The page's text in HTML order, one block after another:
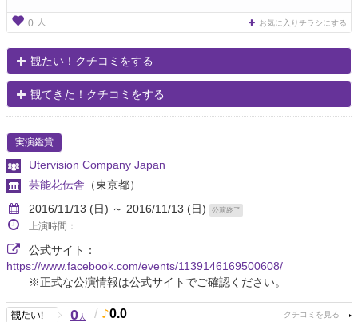
0 人 お気に入りチラシにする
観たい！クチコミをする
観てきた！クチコミをする
実演鑑賞
Utervision Company Japan
芸能花伝舎 （東京都）
2016/11/13 (日) ～ 2016/11/13 (日)
公演終了
上演時間：
公式サイト：
https://www.facebook.com/events/1139146169500608/
※正式な公演情報は公式サイトでご確認ください。
0人 / 0.0